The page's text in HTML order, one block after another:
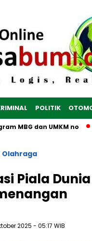
POLITIK
dan UMKM no
Olahraga
Piala
2025 - 05:17 WIB